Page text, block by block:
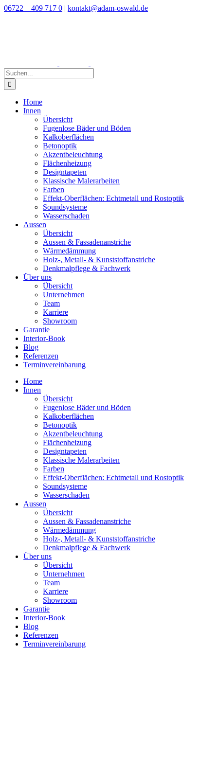
Zum
06722 – 409 717 0 | kontakt@adam-oswald.de
Suche
nach:
Home
Innen
Übersicht
Fugenlose Bäder und Böden
Kalkoberflächen
Betonoptik
Akzentbeleuchtung
Flächenheizung
Designtapeten
Klassische Malerarbeiten
Farben
Effekt-Oberflächen: Echtmetall und Rostoptik
Soundsysteme
Wasserschaden
Aussen
Übersicht
Aussen & Fassadenanstriche
Wärmedämmung
Holz-, Metall- & Kunststoffanstriche
Denkmalpflege & Fachwerk
Über uns
Übersicht
Unternehmen
Team
Karriere
Showroom
Garantie
Interior-Book
Blog
Referenzen
Terminvereinbarung
Home
Innen
Übersicht
Fugenlose Bäder und Böden
Kalkoberflächen
Betonoptik
Akzentbeleuchtung
Flächenheizung
Designtapeten
Klassische Malerarbeiten
Farben
Effekt-Oberflächen: Echtmetall und Rostoptik
Soundsysteme
Wasserschaden
Aussen
Übersicht
Aussen & Fassadenanstriche
Wärmedämmung
Holz-, Metall- & Kunststoffanstriche
Denkmalpflege & Fachwerk
Über uns
Übersicht
Unternehmen
Team
Karriere
Showroom
Garantie
Interior-Book
Blog
Referenzen
Terminvereinbarung